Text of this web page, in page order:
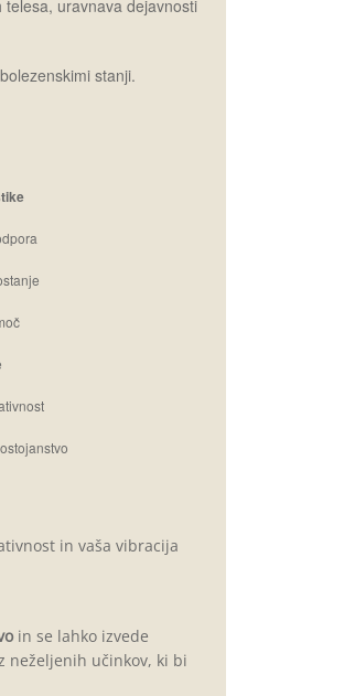
uravnava dejavnosti
stanji.
in vaša vibracija
in se lahko izvede
neželjenih učinkov, ki bi